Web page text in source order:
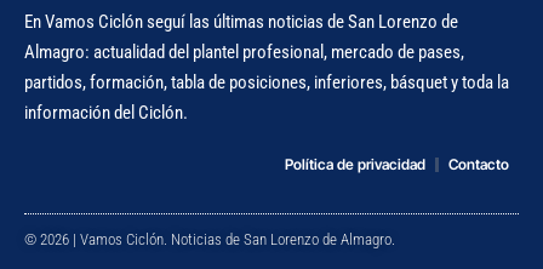
En Vamos Ciclón seguí las últimas noticias de San Lorenzo de
Almagro: actualidad del plantel profesional, mercado de pases,
partidos, formación, tabla de posiciones, inferiores, básquet y toda la
información del Ciclón.
Política de privacidad Contacto
© 2026 | Vamos Ciclón. Noticias de San Lorenzo de Almagro.